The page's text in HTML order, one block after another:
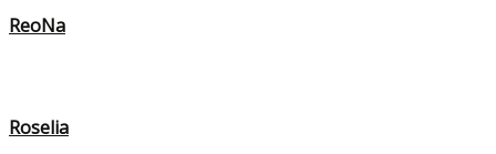
ReoNa
Roselia